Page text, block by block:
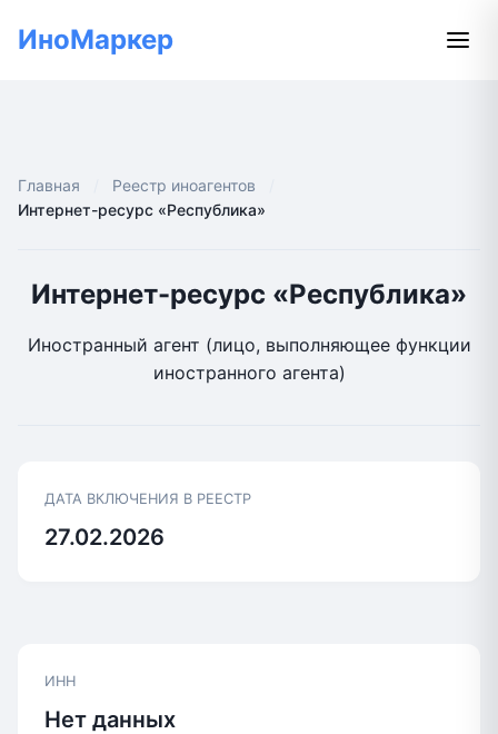
ИноМаркер
Главная
Реестр иноагентов
Интернет-ресурс «Республика»
Интернет-ресурс «Республика»
Иностранный агент (лицо, выполняющее функции
иностранного агента)
ДАТА ВКЛЮЧЕНИЯ В РЕЕСТР
27.02.2026
ИНН
Нет данных